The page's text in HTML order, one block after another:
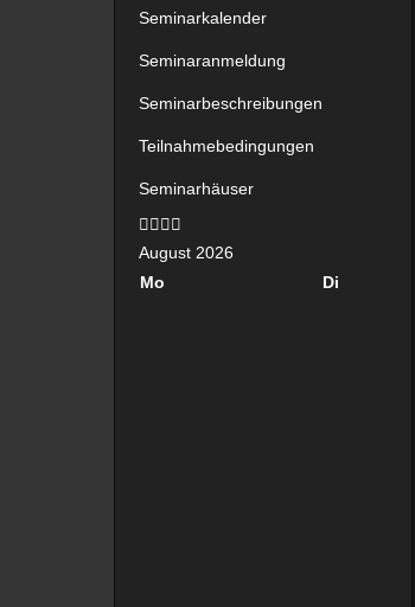
Seminarkalender
Seminaranmeldung
Seminarbeschreibungen
Teilnahmebedingungen
Seminarhäuser
August 2026
Mo
Di